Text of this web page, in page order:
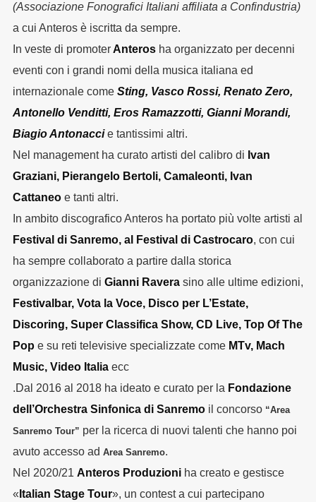
(Associazione Fonografici Italiani affiliata a Confindustria)
a cui Anteros è iscritta da sempre.
In veste di promoterAnterosha organizzato per decenni
eventi con i grandi nomi della musica italiana ed
internazionale come Sting, Vasco Rossi, Renato Zero,
Antonello Venditti, Eros Ramazzotti, Gianni Morandi,
Biagio Antonaccie tantissimi altri.
Nel management ha curato artisti del calibro di Ivan
Graziani, Pierangelo Bertoli, Camaleonti, Ivan
Cattaneoe tanti altri.
In ambito discografico Anteros ha portato più volte artisti al
Festival di Sanremo, al Festival di Castrocaro, con cui
ha sempre collaborato a partire dalla storica
organizzazione di Gianni Raverasino alle ultime edizioni,
Festivalbar, Vota la Voce, Disco per L’Estate,
Discoring, Super Classifica Show, CD Live, Top Of The
Pop e su reti televisive specializzate come MTv, Mach
Music, Video Italiaecc
.Dal 2016 al 2018 ha ideato e curato per la Fondazione
dell’Orchestra Sinfonica di Sanremoil concorso “Area
Sanremo Tour” per la ricerca di nuovi talenti che hanno poi
avuto accesso ad Area Sanremo.
Nel 2020/21 Anteros Produzioniha creato e gestisce
« Italian Stage Tour», un contest a cui partecipano